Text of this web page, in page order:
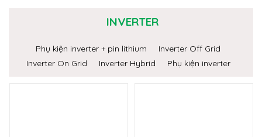
INVERTER
Phụ kiện inverter + pin lithium
Inverter Off Grid
Inverter On Grid
Inverter Hybrid Phụ kiện inverter